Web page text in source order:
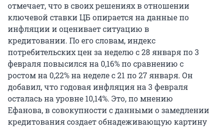
отмечает, что в своих решениях в отношении
ключевой ставки ЦБ опирается на данные по
инфляции и оценивает ситуацию в
кредитовании. По его словам, индекс
потребительских цен за неделю с 28 января по 3
февраля повысился на 0,16% по сравнению с
ростом на 0,22% на неделе с 21 по 27 января. Он
добавил, что годовая инфляция на 3 февраля
осталась на уровне 10,14%. Это, по мнению
Ефанова, в совокупности с данными о замедлении
кредитования создает обнадеживающую картину